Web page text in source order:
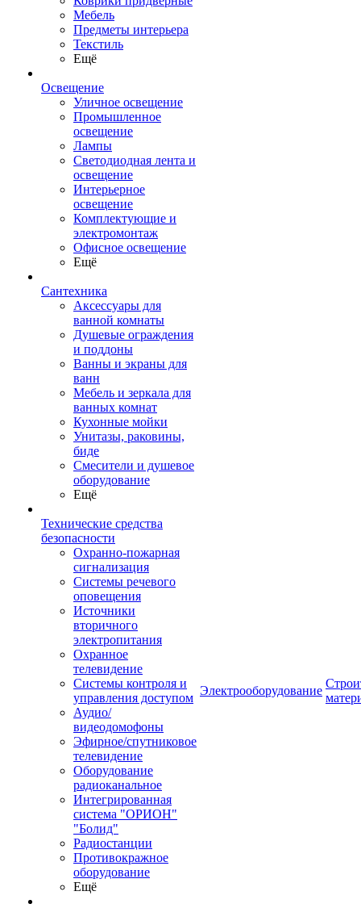
Мебель
Предметы интерьера
Текстиль
Ещё
Освещение
Уличное освещение
Промышленное
освещение
Лампы
Светодиодная лента и
освещение
Интерьерное
освещение
Комплектующие и
электромонтаж
Офисное освещение
Ещё
Сантехника
Аксессуары для
ванной комнаты
Душевые ограждения
и поддоны
Ванны и экраны для
ванн
Мебель и зеркала для
ванных комнат
Кухонные мойки
Унитазы, раковины,
биде
Смесители и душевое
оборудование
Ещё
Технические средства
безопасности
Охранно-пожарная
сигнализация
Системы речевого
оповещения
Источники
вторичного
электропитания
Охранное
телевидение
Системы контроля и
управления доступом
Аудио/
видеодомофоны
Эфирное/спутниковое
телевидение
Оборудование
радиоканальное
Интегрированная
система "ОРИОН"
"Болид"
Радиостанции
Противокражное
оборудование
Ещё
Электрооборудование